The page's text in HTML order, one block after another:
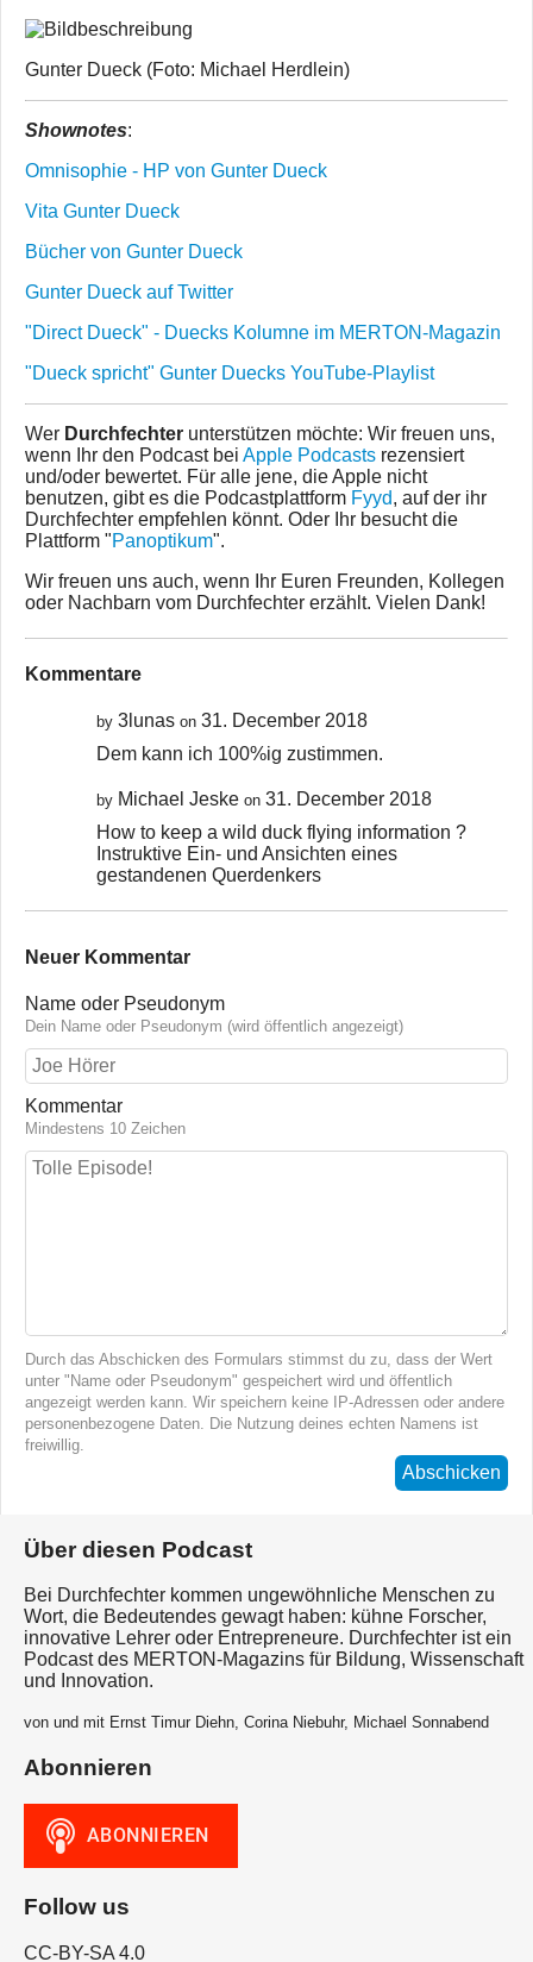
Gunter Dueck (Foto: Michael Herdlein)
Shownotes:
Omnisophie - HP von Gunter Dueck
Vita Gunter Dueck
Bücher von Gunter Dueck
Gunter Dueck auf Twitter
"Direct Dueck" - Duecks Kolumne im MERTON-Magazin
"Dueck spricht" Gunter Duecks YouTube-Playlist
Wer Durchfechter unterstützen möchte: Wir freuen uns,
wenn Ihr den Podcast bei Apple Podcasts rezensiert
und/oder bewertet. Für alle jene, die Apple nicht
benutzen, gibt es die Podcastplattform Fyyd, auf der ihr
Durchfechter empfehlen könnt. Oder Ihr besucht die
Plattform "Panoptikum".
Wir freuen uns auch, wenn Ihr Euren Freunden, Kollegen
oder Nachbarn vom Durchfechter erzählt. Vielen Dank!
Kommentare
by 3lunas on 31. December 2018
Dem kann ich 100%ig zustimmen.
by Michael Jeske on 31. December 2018
How to keep a wild duck flying information ?
Instruktive Ein- und Ansichten eines
gestandenen Querdenkers
Neuer Kommentar
Name oder Pseudonym
Dein Name oder Pseudonym (wird öffentlich angezeigt)
Kommentar
Mindestens 10 Zeichen
Durch das Abschicken des Formulars stimmst du zu, dass der Wert
unter "Name oder Pseudonym" gespeichert wird und öffentlich
angezeigt werden kann. Wir speichern keine IP-Adressen oder andere
personenbezogene Daten. Die Nutzung deines echten Namens ist
freiwillig.
Abschicken
Über diesen Podcast
Bei Durchfechter kommen ungewöhnliche Menschen zu
Wort, die Bedeutendes gewagt haben: kühne Forscher,
innovative Lehrer oder Entrepreneure. Durchfechter ist ein
Podcast des MERTON-Magazins für Bildung, Wissenschaft
und Innovation.
von und mit Ernst Timur Diehn, Corina Niebuhr, Michael Sonnabend
Abonnieren
Follow us
CC-BY-SA 4.0